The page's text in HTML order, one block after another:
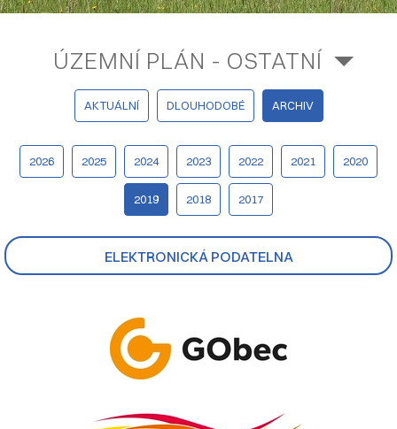
ELEKTRONICKÁ PODATELNA
ÚZEMNÍ PLÁN - OSTATNÍ
AKTUÁLNÍ DLOUHODOBÉ ARCHIV
2026 2025 2024 2023 2022 2021 2020
2019 2018 2017